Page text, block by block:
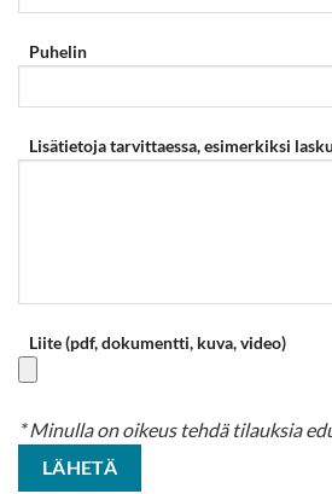
Puhelin
Lisätietoja tarvittaessa, esimerkiksi
Liite (pdf, dokumentti, kuva, video)
* Minulla on oikeus tehdä tilauksia